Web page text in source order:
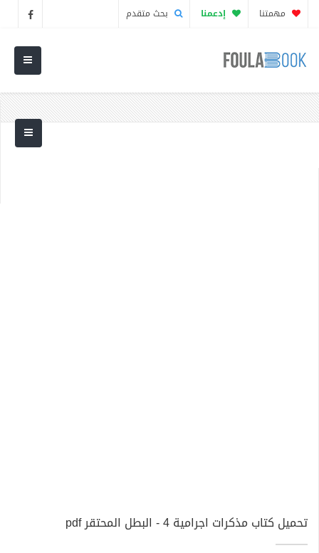
مهمتنا إدعمنا بحث متقدم
تحميل كتاب مذكرات اجرامية 4 - البطل المحتقر pdf